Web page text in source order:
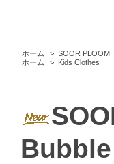
ホーム > SOOR PLOOM
ホーム
> Kids Clothes
Bubble